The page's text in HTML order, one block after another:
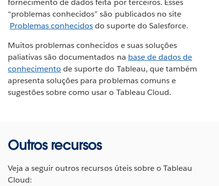
fornecimento de dados feita por terceiros. Esses
“problemas conhecidos” são publicados no site
Problemas conhecidosdo suporte do Salesforce.
Muitos problemas conhecidos e suas soluções
paliativas são documentados na base de dados de
conhecimento de suporte do Tableau, que também
apresenta soluções para problemas comuns e
sugestões sobre como usar o Tableau Cloud.
Outros recursos
Veja a seguir outros recursos úteis sobre o Tableau
Cloud: